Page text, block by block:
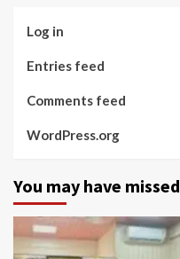
Log in
Entries feed
Comments feed
WordPress.org
You may have missed